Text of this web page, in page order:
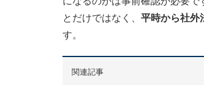
とだけではなく、 平時から社外
す。
関連記事